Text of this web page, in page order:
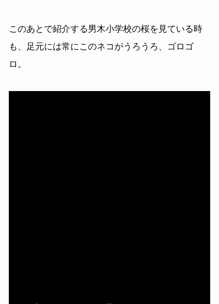
このあとで紹介する男木小学校の桜を見ている時
も、足元には常にこのネコがうろうろ、ゴロゴ
ロ。